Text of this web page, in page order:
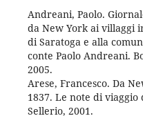
Andreani, Paolo.
da New York ai villaggi
di Saratoga e alla
conte Paolo Andreani.
2005.
Arese, Francesco. Da
1837. Le note di viaggio
Sellerio, 2001.